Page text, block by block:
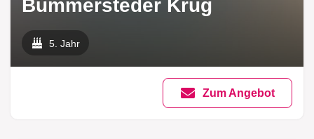
Bümmersteder Krug
5. Jahr
Zum Angebot